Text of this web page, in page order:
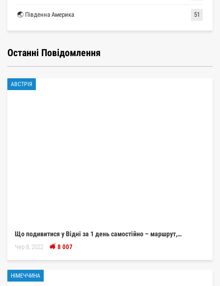
🌏 Південна Америка 51
Останні Повідомлення
АВСТРІЯ
Що подивитися у Відні за 1 день самостійно – маршрут,…
Чер 8, 2022 8 007
НІМЕЧЧИНА